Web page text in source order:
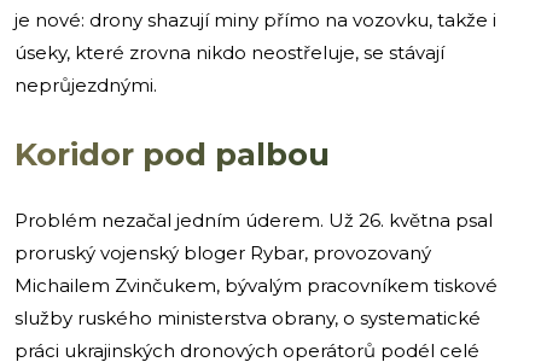
je nové: drony shazují miny přímo na vozovku, takže i
úseky, které zrovna nikdo neostřeluje, se stávají
neprůjezdnými.
Koridor pod palbou
Problém nezačal jedním úderem. Už 26. května psal
proruský vojenský bloger Rybar, provozovaný
Michailem Zvinčukem, bývalým pracovníkem tiskové
služby ruského ministerstva obrany, o systematické
práci ukrajinských dronových operátorů podél celé